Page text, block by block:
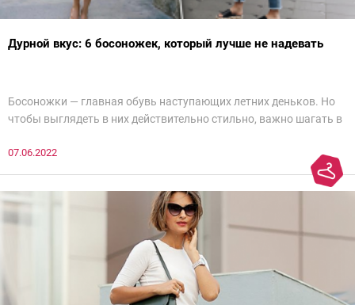
Дурной вкус: 6 босоножек, который лучше не надевать
Босоножки — главная обувь наступающих летних деньков. Но
чтобы выглядеть в них действительно стильно, важно шагать в
сезоне лучше не надевать. Потому что они — гарант дурного
07.06.2022